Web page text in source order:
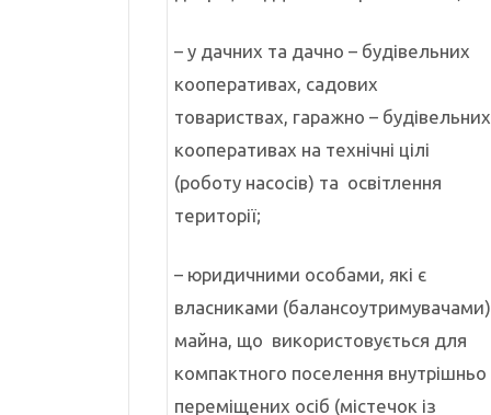
– у дачних та дачно – будівельних
кооперативах, садових
товариствах, гаражно – будівельних
кооперативах на технічні цілі
(роботу насосів) та освітлення
території;
– юридичними особами, які є
власниками (балансоутримувачами)
майна, що використовується для
компактного поселення внутрішньо
переміщених осіб (містечок із